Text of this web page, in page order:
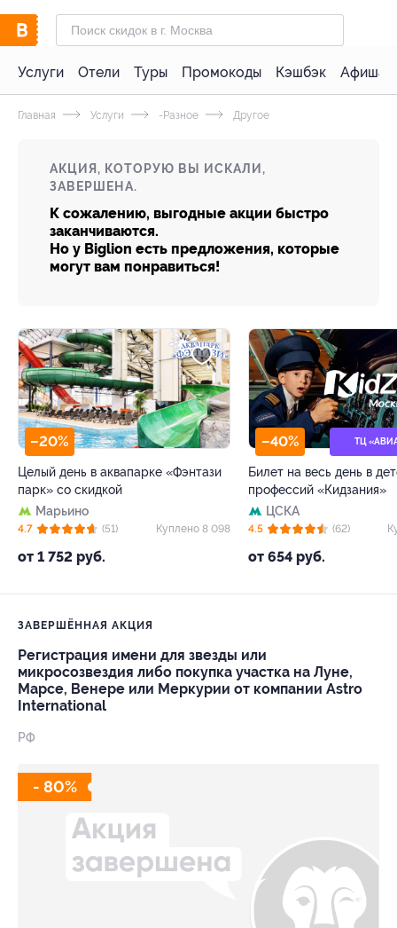
Услуги Отели Туры Промокоды Кэшбэк Афиша
Главная Услуги -Разное Другое
АКЦИЯ, КОТОРУЮ ВЫ ИСКАЛИ,
ЗАВЕРШЕНА.
К сожалению, выгодные акции быстро
заканчиваются.
Но у Biglion есть предложения, которые
могут вам понравиться!
–20%
Целый день в аквапарке «Фэнтази
парк» со скидкой
Марьино
от 1 752 руб.
4.7 (51) Куплено 8 098
–40% ТЦ
Билет на весь день в
профессий «Кидзания»
ЦСКА
от 654 руб.
4.5 (62)
ЗАВЕРШЁННАЯ АКЦИЯ
Регистрация имени для звезды или
микросозвездия либо покупка участка на Луне,
Марсе, Венере или Меркурии от компании Astro
International
РФ
- 80%